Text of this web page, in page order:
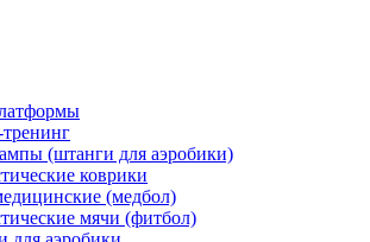
(штанги для аэробики)
коврики
(медбол)
мячи (фитбол)